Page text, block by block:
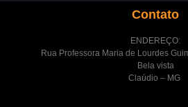
Contato
ENDEREÇO:
Rua Professora Maria de Lourdes
Bela vista
Claúdio – MG